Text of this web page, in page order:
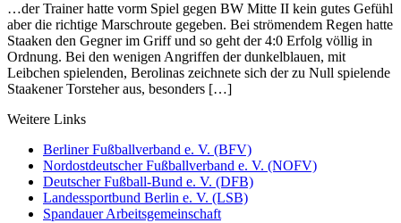
…der Trainer hatte vorm Spiel gegen BW Mitte II kein gutes Gefühl
aber die richtige Marschroute gegeben. Bei strömendem Regen hatte
Staaken den Gegner im Griff und so geht der 4:0 Erfolg völlig in
Ordnung. Bei den wenigen Angriffen der dunkelblauen, mit
Leibchen spielenden, Berolinas zeichnete sich der zu Null spielende
Staakener Torsteher aus, besonders […]
Weitere Links
Berliner Fußballverband e. V. (BFV)
Nordostdeutscher Fußballverband e. V. (NOFV)
Deutscher Fußball-Bund e. V. (DFB)
Landessportbund Berlin e. V. (LSB)
Spandauer Arbeitsgemeinschaft